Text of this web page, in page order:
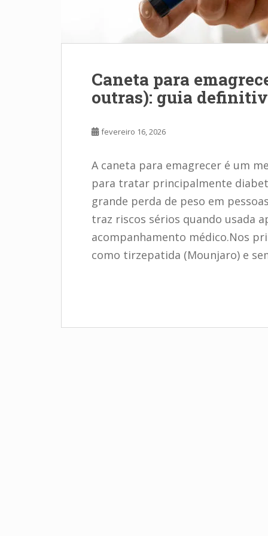
Caneta para
outras): guia
fevereiro 16, 2026
A caneta para emagrecer é um
para tratar principalmente
grande perda de peso em
traz riscos sérios quando usada
acompanhamento médico.Nos
como tirzepatida (Mounjaro) e